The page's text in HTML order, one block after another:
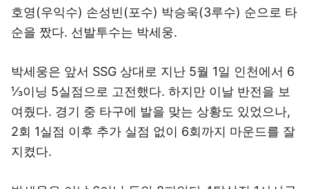
호영(우익수) 손성빈(포수) 박승욱(3루수) 순으로 타
순을 짰다. 선발투수는 박세웅.
박세웅은 앞서 SSG 상대로 지난 5월 1일 인천에서 6
⅓이닝 5실점으로 고전했다. 하지만 이날 반전을 보
여줬다. 경기 중 타구에 발을 맞는 상황도 있었으나,
2회 1실점 이후 추가 실점 없이 6회까지 마운드를 잘
지켰다.